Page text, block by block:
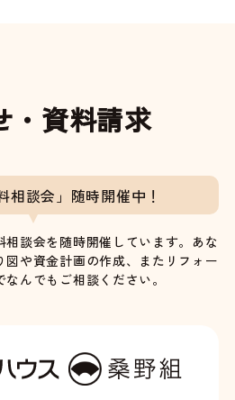
・資料請求
相談会」随時開催中！
談会を随時開催しています。あな
や資金計画の作成、またリフォー
んでもご相談ください。